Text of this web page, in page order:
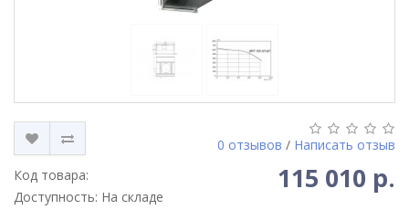
0 отзывов / Написать отзыв
Код товара:
Доступность: На складе
115 010 р.